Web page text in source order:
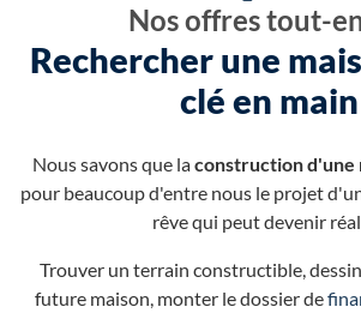
Nos offres tout-
Rechercher une
clé en main
Nous savons que laconstruction d'une
pour beaucoup d'entre nous le projet
rêve qui peut devenir
Trouver un terrain constructible,
future maison, monter le dossier de